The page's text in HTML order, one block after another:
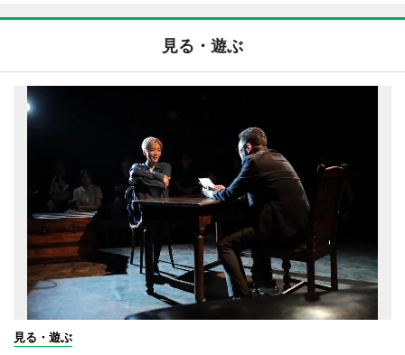
見る・遊ぶ
見る・遊ぶ